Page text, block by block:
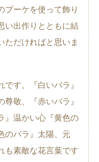
ブーケを使って飾り
い出作りとともに結
ただければと思いま
す。『白いバラ』
敬、『赤いバラ』
』温かい心『黄色の
のバラ』太陽、元
も素敵な花言葉です